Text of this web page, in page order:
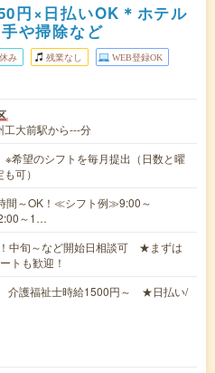
円×日払いOK＊ホテル
や掃除など
み 残業なし WEB登録OK
工大前駅から---分
希望のシフトを毎月提出（日数と曜
可）
間～OK！≪シフト例≫9:00～
～1…
！中旬～など開始日相談可 ★まずは
トも歓迎！
介護福祉士時給1500円～ ★日払い/